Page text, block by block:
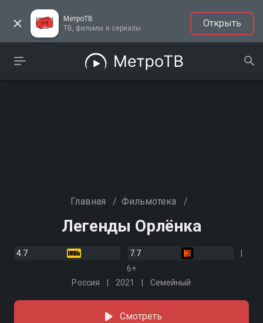
МетроТВ
ТВ, фильмы и сериалы
Открыть
Главная / Фильмотека /
Легенды Орлёнка
4.7
7.7
6+
Россия
2021 Семейный
Смотреть